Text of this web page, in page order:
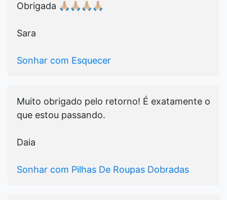
Obrigada 🙏🏼🙏🏼🙏🏼🙏🏼
Sara
Sonhar com Esquecer
Muito obrigado pelo retorno! É exatamente o
que estou passando.
Daia
Sonhar com Pilhas De Roupas Dobradas